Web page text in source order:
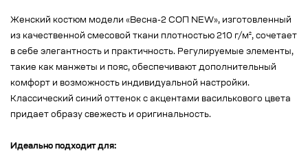
Женский костюм модели «Весна-2 СОП NEW», изготовленный
из качественной смесовой ткани плотностью 210 г/м², сочетает
в себе элегантность и практичность. Регулируемые элементы,
такие как манжеты и пояс, обеспечивают дополнительный
комфорт и возможность индивидуальной настройки.
Классический синий оттенок с акцентами василькового цвета
придает образу свежесть и оригинальность.
Идеально подходит для: